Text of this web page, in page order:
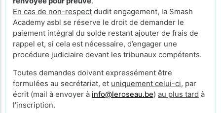
En cas de non-respect dudit engagement, la Smash
Academy asbl se réserve le droit de demander le
paiement intégral du solde restant ajouter de frais de
rappel et, si cela est nécessaire, d’engager une
procédure judiciaire devant les tribunaux compétents.
Toutes demandes doivent expressément être
formulées au secrétariat, et uniquement celui-ci, par
écrit (mail à envoyer à info@leroseau.be) au plus tard à
l'inscription.